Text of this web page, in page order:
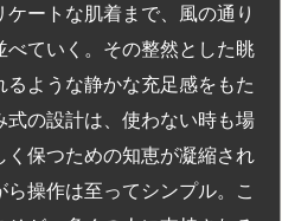
ートな肌着まで、風の通り
ていく。その整然とした眺
ような静かな充足感をもた
の設計は、使わない時も場
保つための知恵が凝縮され
操作は至ってシンプル。こ